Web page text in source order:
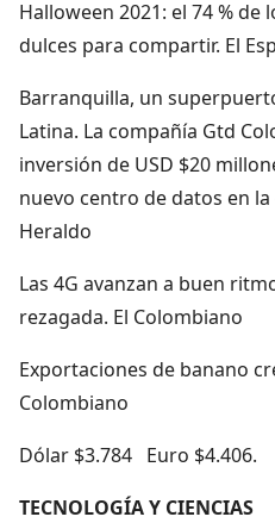
Halloween 2021: el 74 %
dulces para compartir. El
Barranquilla, un
Latina. La compañía Gtd
inversión de USD $20
nuevo centro de datos en
Heraldo
Las 4G avanzan a buen
rezagada. El Colombiano
Exportaciones de banano
Colombiano
Dólar $3.784 Euro $4.406.
TECNOLOGÍA Y CIENCIAS